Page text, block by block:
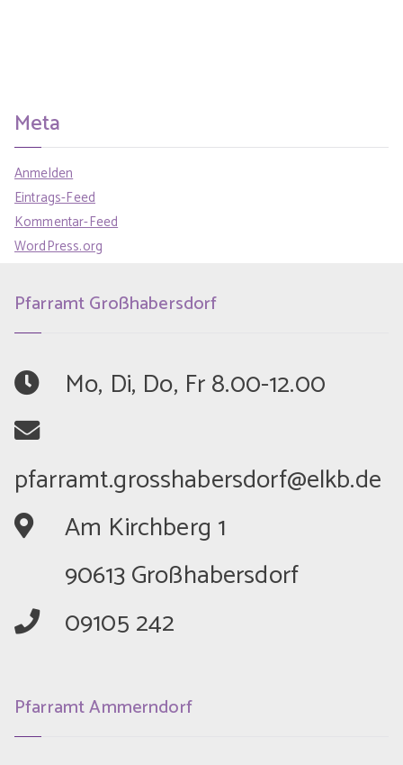
Meta
Anmelden
Eintrags-Feed
Kommentar-Feed
WordPress.org
Pfarramt Großhabersdorf
	Mo, Di, Do, Fr 8.00-12.00
	Am Kirchberg 1
	90613 Großhabersdorf
	09105 242
Pfarramt Ammerndorf